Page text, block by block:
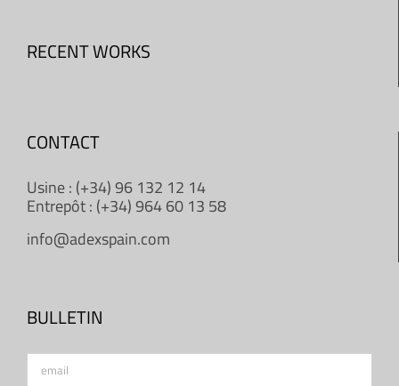
RECENT WORKS
CONTACT
Usine : (+34) 96 132 12 14
Entrepôt : (+34) 964 60 13 58
info@adexspain.com
BULLETIN